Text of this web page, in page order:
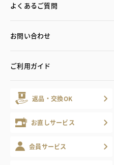
よくあるご質問
お問い合わせ
ご利用ガイド
返品・交換OK
お直しサービス
会員サービス